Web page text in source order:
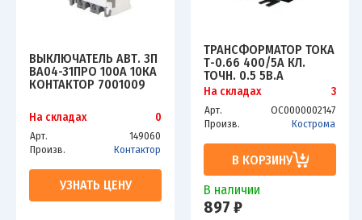
ВЫКЛЮЧАТЕЛЬ АВТ. 3П
ВА04-31ПРО 100А 10КА
КОНТАКТОР 7001009
На складах 0
Арт.
149060
Произв.
Контактор
УЗНАТЬ ЦЕНУ
ТРАНСФОРМАТОР ТОКА
Т-0.66 400/5А КЛ.
ТОЧН. 0.5 5В.А
КОСТРОМА
ОС0000002147
На складах 3
Арт.
ОС0000002147
Произв.
Кострома
В КОРЗИНУ
В наличии
897 ₽